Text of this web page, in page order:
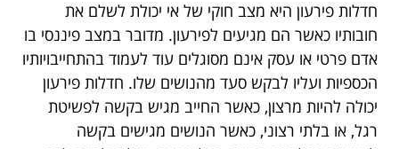
חדלות פירעון היא מצב חוקי של אי יכולת לשלם את
חובותיו כאשר הם מגיעים לפירעון. מדובר במצב פיננסי בו
אדם פרטי או עסק אינם מסוגלים עוד לעמוד בהתחייבויותיו
הכספיות ועליו לבקש סעד מהנושים שלו. חדלות פירעון
יכולה להיות מרצון, כאשר החייב מגיש בקשה לפשיטת
רגל, או בלתי רצוני, כאשר הנושים מגישים בקשה